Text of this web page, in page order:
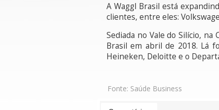
A Waggl Brasil está
clientes, entre eles:
Sediada no Vale do Silício,
Brasil em abril de 2018. Lá
Heineken, Deloitte e o
Fonte: Saúde Business